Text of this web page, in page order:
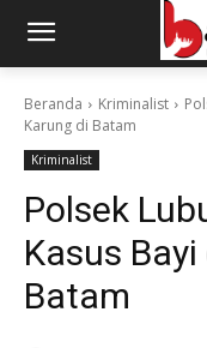
Beranda Kriminalist
Karung di Batam
Kriminalist
Polsek
Kasus
Batam